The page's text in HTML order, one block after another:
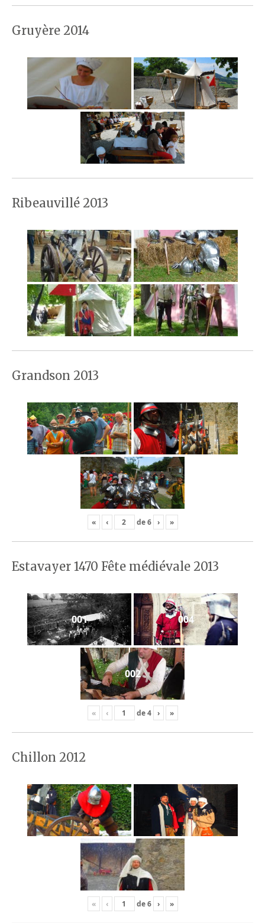
Gruyère 2014
Ribeauvillé 2013
Grandson 2013
« ‹ de6 › »
Estavayer 1470 Fête médiévale 2013
001 004
002
« ‹ de4 › »
Chillon 2012
« ‹ de6 › »